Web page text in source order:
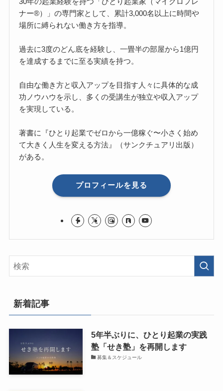
ナー®）」の専門家として、累計3,000名以上に時間や
場所に縛られない働き方を指導。
過去に3度のどん底を経験し、一畳半の部屋から1億円
を達成するまでに至る実績を持つ。
自由な働き方と収入アップを目指す人々に具体的な成
功ノウハウを示し、多くの受講生が独立や収入アップ
を実現している。
著書に『ひとり起業でゼロから一億稼ぐ〜小さく始め
て大きく人生を変える方法』（サンクチュアリ出版）
がある。
プロフィールを見る
新着記事
5年半ぶりに、ひとり起業の実践
塾「せき塾」を再開します
募集＆スケジュール